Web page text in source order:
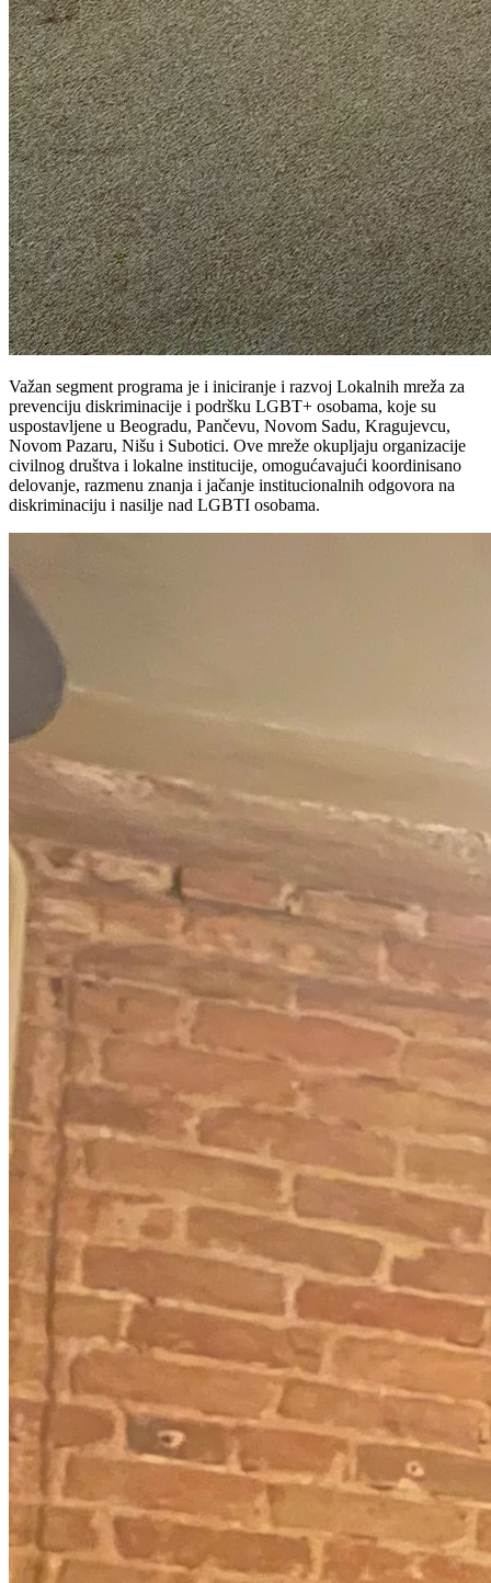
Važan segment programa je i iniciranje i razvoj Lokalnih mreža za
prevenciju diskriminacije i podršku LGBT+ osobama, koje su
uspostavljene u Beogradu, Pančevu, Novom Sadu, Kragujevcu,
Novom Pazaru, Nišu i Subotici. Ove mreže okupljaju organizacije
civilnog društva i lokalne institucije, omogućavajući koordinisano
delovanje, razmenu znanja i jačanje institucionalnih odgovora na
diskriminaciju i nasilje nad LGBTI osobama.